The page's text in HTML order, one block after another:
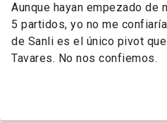
Aunque hayan empezado de
5 partidos, yo no me
de Sanli es el único pivot
Tavares. No nos confiemos.